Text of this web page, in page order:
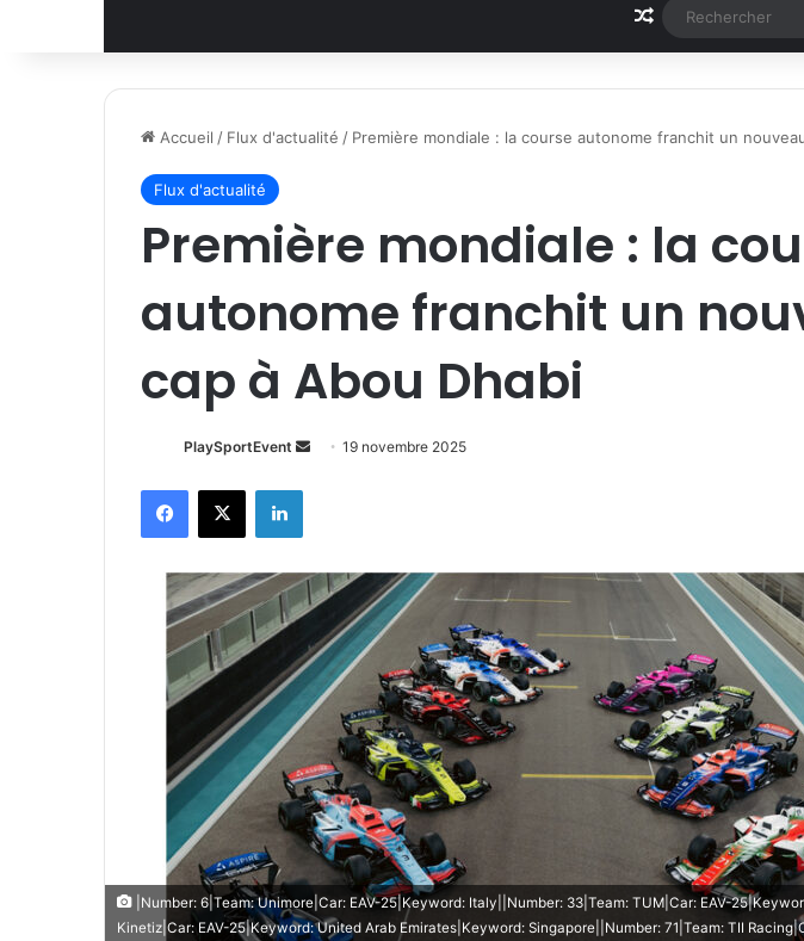
Article Aléatoire
Accueil / Flux d'actualité / Première mondiale : la course autonome franchit un
Flux d'actualité
Première mondiale : la
autonome franchit un
cap à Abou Dhabi
PlaySportEvent
Envoyer19 novembre 2025
Facebook
X Linkedin
|Number: 6|Team: Unimore|Car: EAV-25|Keyword: Italy||Number: 33|Team: TUM|Car: EAV-
Kinetiz|Car: EAV-25|Keyword: United Arab Emirates|Keyword: Singapore||Number: 71|Team: TII